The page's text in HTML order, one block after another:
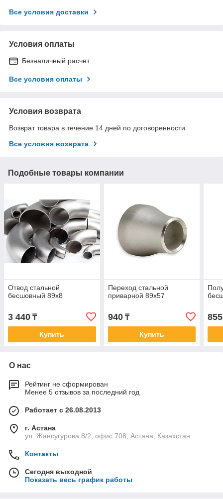
Все условия доставки
Условия оплаты
Безналичный расчет
Все условия оплаты
Условия возврата
Возврат товара в течение 14 дней по договоренности
Все условия возврата
Подобные товары компании
Отвод стальной
бесшовный 89х8
3 440 ₸
Купить
Переход стальной
приварной 89х57
940₸
Купить
855
О нас
Рейтинг не сформирован
Менее 5 отзывов за последний год
Работает с 26.08.2013
г. Астана
ул. Жансугурова 8/2, офис 708, Астана, Казахстан
Контакты
Сегодня выходной
Показать весь график работы